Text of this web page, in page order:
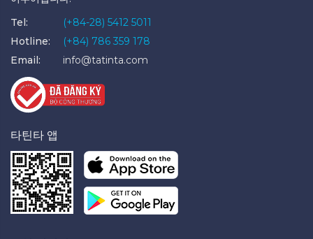
Tel:
(+84-28) 5412 5011
Hotline:
(+84) 786 359 178
Email:
info@tatinta.com
타틴타 앱